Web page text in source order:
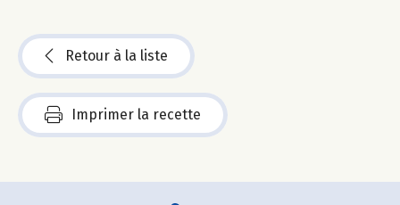
Retour à la liste
Imprimer la recette